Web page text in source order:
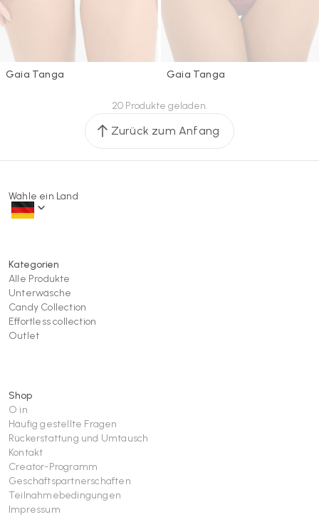
Gaia Tanga Gaia Tanga
20 Produkte geladen.
Zurück zum Anfang
Wähle ein Land
Kategorien
Alle Produkte
Unterwäsche
Candy Collection
Effortless collection
Outlet
Shop
O in
Häufig gestellte Fragen
Rückerstattung und Umtausch
Kontakt
Creator-Programm
Geschäftspartnerschaften
Teilnahmebedingungen
Impressum